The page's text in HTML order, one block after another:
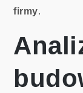
firmy.